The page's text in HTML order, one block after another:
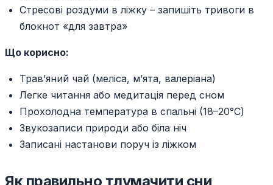
Стресові роздуми в ліжку – запишіть тривоги в
блокнот «для завтра»
Що корисно:
Трав’яний чай (меліса, м’ята, валеріана)
Легке читання або медитація перед сном
Прохолодна температура в спальні (18–20°C)
Звукозаписи природи або біла ніч
Записані настанови поруч із ліжком
Як правильно тлумачити сни